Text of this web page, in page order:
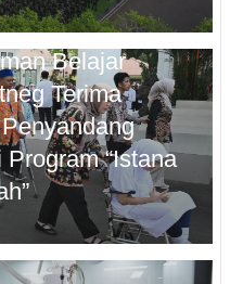
Belajar
Terima
“Istana